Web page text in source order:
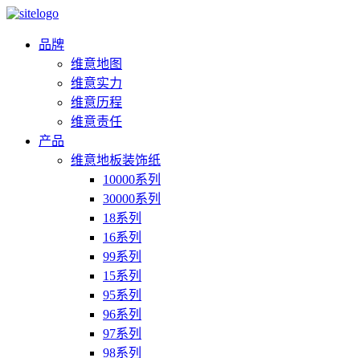
品牌
维意地图
维意实力
维意历程
维意责任
产品
维意地板装饰纸
10000系列
30000系列
18系列
16系列
99系列
15系列
95系列
96系列
97系列
98系列